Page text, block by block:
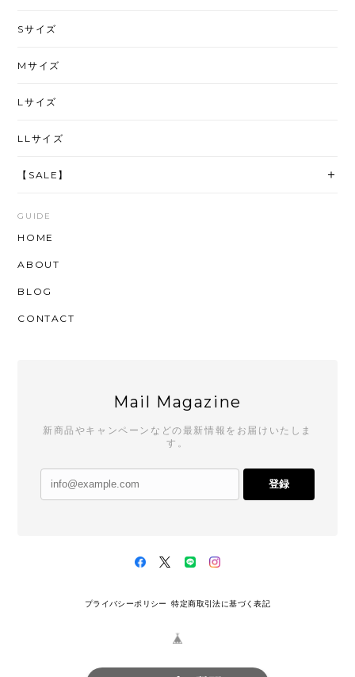
Sサイズ
Mサイズ
Lサイズ
LLサイズ
【SALE】
GUIDE
HOME
ABOUT
BLOG
CONTACT
Mail Magazine
新商品やキャンペーンなどの最新情報をお届けいたしま
す。
登録
プライバシーポリシー 特定商取引法に基づく表記